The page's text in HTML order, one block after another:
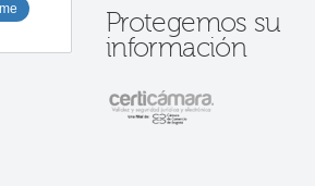
Protegemos su
información